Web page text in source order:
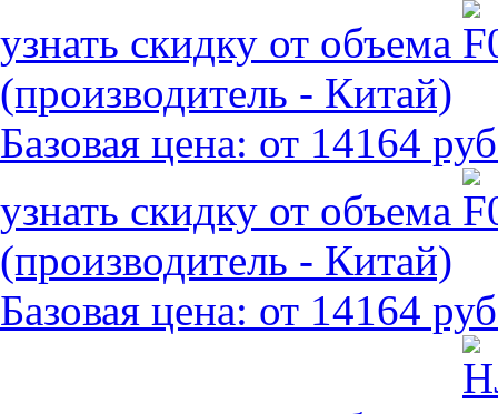
узнать скидку от объема
(производитель - Китай)
Базовая цена: от 14164
узнать скидку от объема
(производитель - Китай)
Базовая цена: от 14164